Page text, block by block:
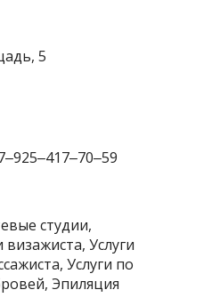
5
студии,
Услуги
Услуги по
Эпиляция